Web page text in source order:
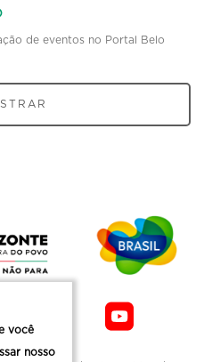
de eventos no Portal Belo
você
nosso